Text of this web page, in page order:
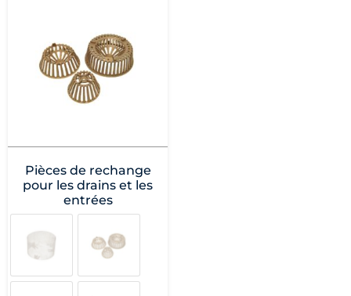
Pièces de rechange
pour les drains et les
entrées